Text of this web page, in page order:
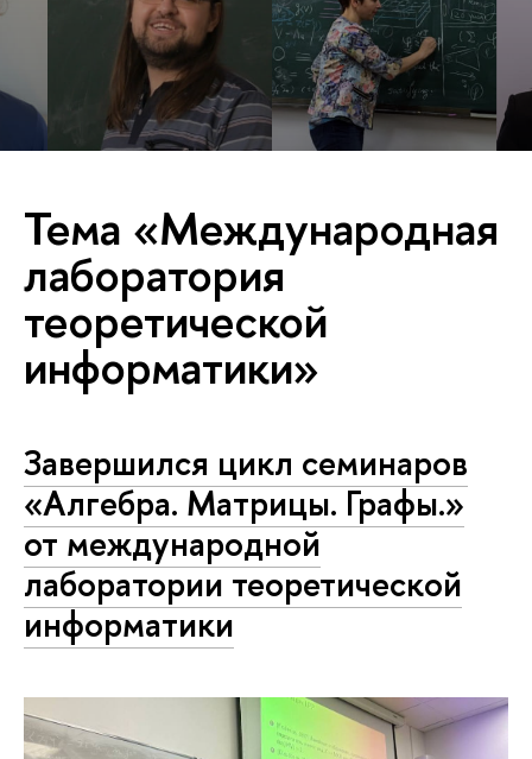
Тема «Международная
лаборатория
теоретической
информатики»
Завершился цикл семинаров
«Алгебра. Матрицы. Графы.»
от международной
лаборатории теоретической
информатики